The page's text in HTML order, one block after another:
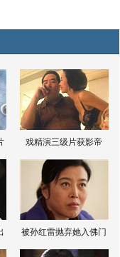
戏精演三级片获影帝
被孙红雷抛弃她入佛门